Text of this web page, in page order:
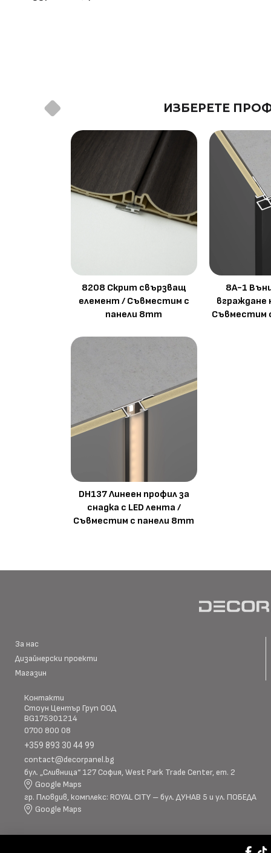
Метод на
снаждане
Фрезовано снаждане /
ИЗБЕРЕТЕ
8208 Скрит свързващ
елемент / Съвместим с
панели 8mm
8A-1
вграждане
Съвместим
DH137 Линеен профил за
снадка с LED лента /
Съвместим с панели 8mm
За нас
Дизайнерски проекти
Магазин
Контакти
Стоун Център Груп ООД
BG175301214
0700 800 08
+359 893 30 44 99
contact@decorpanel.bg
бул. „Сливница“ 127 София, West Park Trade Center, ет. 2
Google Maps
гр. Пловдив, комплекс: ROYAL CITY – бул. ДУНАВ 5 и ул. ПОБЕДА
Google Maps